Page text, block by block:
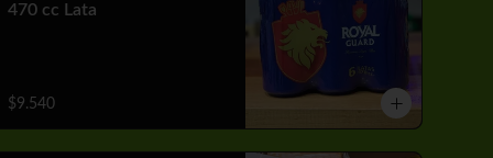
470 cc Lata
$9.540